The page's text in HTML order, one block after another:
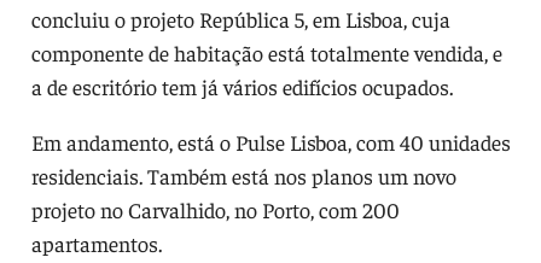
concluiu o projeto República 5, em Lisboa, cuja
componente de habitação está totalmente vendida, e
a de escritório tem já vários edifícios ocupados.
Em andamento, está o Pulse Lisboa, com 40 unidades
residenciais. Também está nos planos um novo
projeto no Carvalhido, no Porto, com 200
apartamentos.